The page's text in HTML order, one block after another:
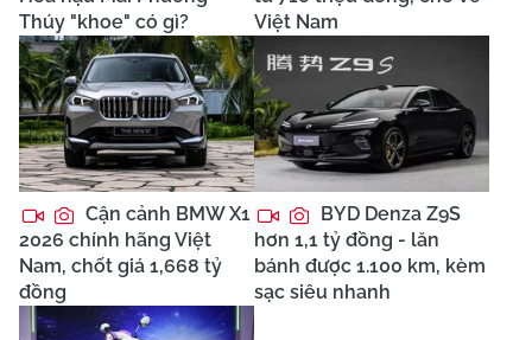
Thúy "khoe" có gì?
Việt Nam
Cận cảnh BMW X1
2026 chính hãng Việt
Nam, chốt giá 1,668 tỷ
đồng
BYD Denza Z9S
hơn 1,1 tỷ đồng - lăn
bánh được 1.100 km, kèm
sạc siêu nhanh